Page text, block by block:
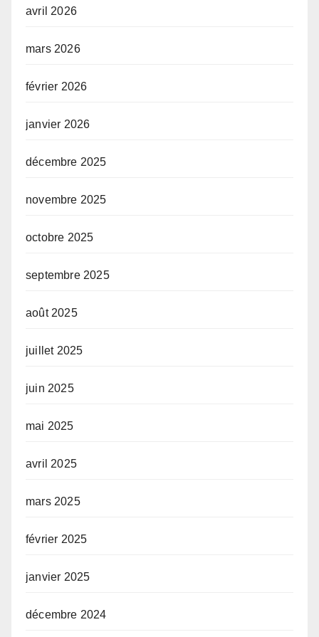
avril 2026
mars 2026
février 2026
janvier 2026
décembre 2025
novembre 2025
octobre 2025
septembre 2025
août 2025
juillet 2025
juin 2025
mai 2025
avril 2025
mars 2025
février 2025
janvier 2025
décembre 2024